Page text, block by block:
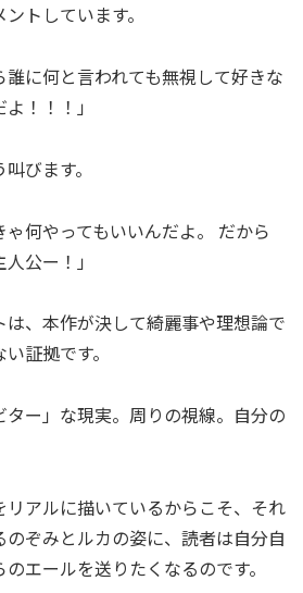
トしています。
誰に何と言われても無視して好きな
！！！」
びます。
ゃ何やってもいいんだよ。 だから
公ー！」
は、本作が決して綺麗事や理想論で
証拠です。
ー」な現実。周りの視線。自分の
リアルに描いているからこそ、それ
ぞみとルカの姿に、読者は自分自
エールを送りたくなるのです。